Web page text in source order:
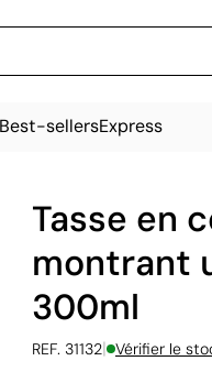
Best-sellersExpress
Tasse en
montrant
300ml
REF. 31132| Vérifier le